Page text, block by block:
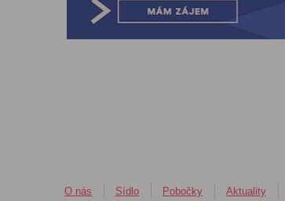
O nás Sídlo Pobočky Aktuality